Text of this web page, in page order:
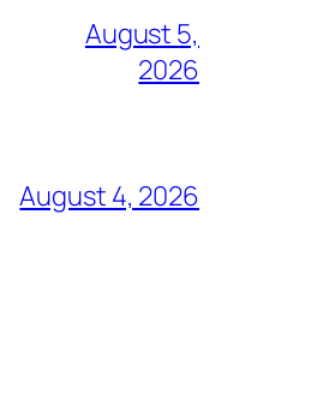
August 5,
2026
August 4, 2026